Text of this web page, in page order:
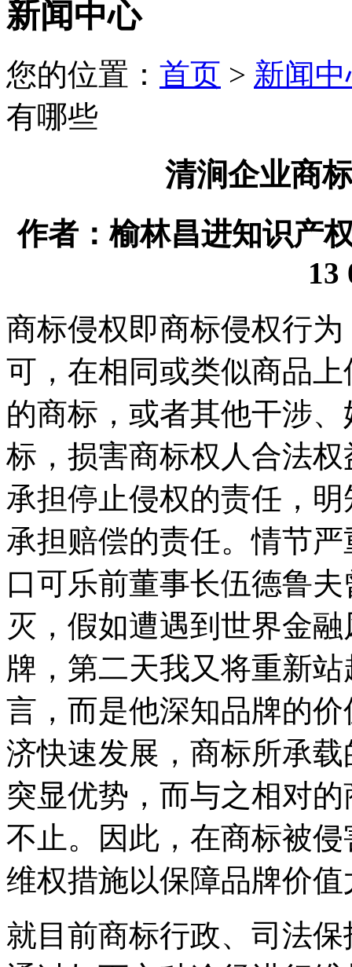
新闻中心
您的位置： 首页 > 新闻
有哪些
清涧企业商
作者：榆林昌进知识产
13
商标侵权即商标侵权行
可，在相同或类似商品
的商标，或者其他干涉
标，损害商标权人合法
承担停止侵权的责任，
承担赔偿的责任。情节
口可乐前董事长伍德鲁
灭，假如遭遇到世界金
牌，第二天我又将重新
言，而是他深知品牌的
济快速发展，商标所承
突显优势，而与之相对
不止。因此，在商标被
维权措施以保障品牌价
就目前商标行政、司法